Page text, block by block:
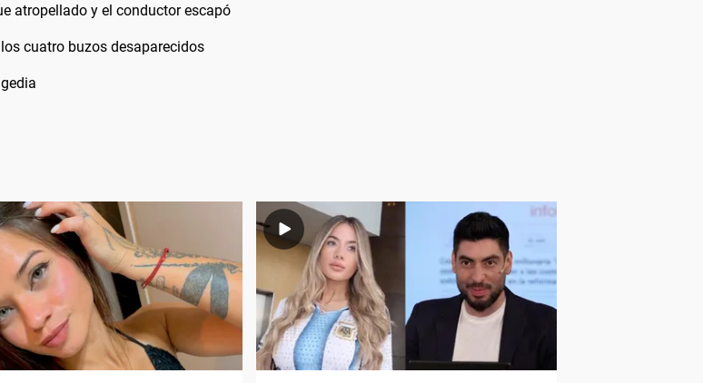
atropellado y el conductor escapó
cuatro buzos desaparecidos